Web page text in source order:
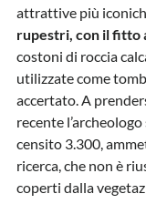
attrattive più
rupestri, con il fitto
costoni di roccia
utilizzate come
accertato. A
recente l’archeologo
censito 3.300,
ricerca, che non è
coperti dalla